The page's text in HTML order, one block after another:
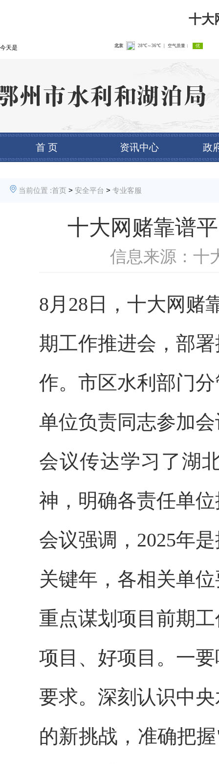
十大
今天是
首 页 资讯中心 政
当前位置 :首页 > 安全平台 > 专业客服
十大网赌靠谱
信息来源：十
8月 28日，十大网赌
期工作推进会，部
作。市区水利部门
单位负责同志参加
会议传达学习了湖
神，明确各责任单
会议强调， 2025年
关键年，各相关单
重点谋划项目前期
项目、好项目。一
要求。深刻认识中
的新挑战，准确把